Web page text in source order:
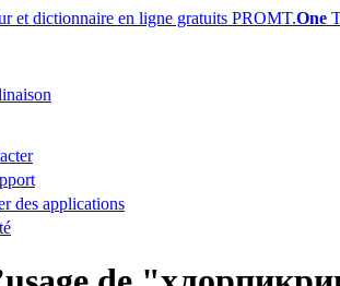
PROMT.One
des applications